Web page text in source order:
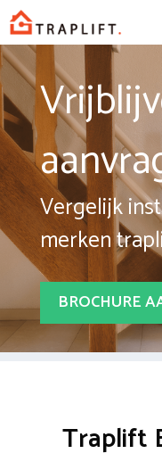
Spring
naar
inhoud
Vergelijk
merken
BROCHURE
Traplift